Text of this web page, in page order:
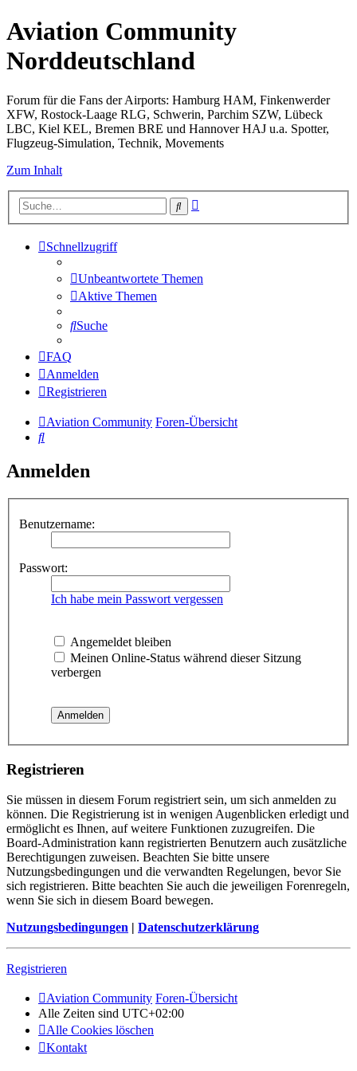
Aviation Community
Norddeutschland
Forum für die Fans der Airports: Hamburg HAM, Finkenwerder
XFW, Rostock-Laage RLG, Schwerin, Parchim SZW, Lübeck
LBC, Kiel KEL, Bremen BRE und Hannover HAJ u.a. Spotter,
Flugzeug-Simulation, Technik, Movements
Zum Inhalt
Suche
Schnellzugriff
Unbeantwortete Themen
Aktive Themen
Suche
FAQ
Anmelden
Registrieren
Aviation Community Foren-Übersicht
Suche
Anmelden
Benutzername:
Passwort:
Ich habe mein Passwort vergessen
Angemeldet bleiben
Meinen Online-Status während dieser Sitzung
verbergen
Registrieren
Sie müssen in diesem Forum registriert sein, um sich anmelden zu
können. Die Registrierung ist in wenigen Augenblicken erledigt und
ermöglicht es Ihnen, auf weitere Funktionen zuzugreifen. Die
Board-Administration kann registrierten Benutzern auch zusätzliche
Berechtigungen zuweisen. Beachten Sie bitte unsere
Nutzungsbedingungen und die verwandten Regelungen, bevor Sie
sich registrieren. Bitte beachten Sie auch die jeweiligen Forenregeln,
wenn Sie sich in diesem Board bewegen.
Nutzungsbedingungen | Datenschutzerklärung
Registrieren
Aviation Community Foren-Übersicht
Alle Zeiten sind UTC+02:00
Alle Cookies löschen
Kontakt